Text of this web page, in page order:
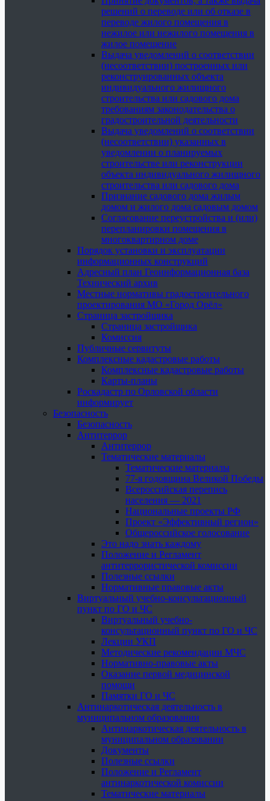
решений о переводе или об отказе в
переводе жилого помещения в
нежилое или нежилого помещения в
жилое помещение
Выдача уведомлений о соответствии
(несоответствии) построенных или
реконструированных объекта
индивидуального жилищного
строительства или садового дома
требованиям законодательства о
градостроительной деятельности
Выдача уведомлений о соответствии
(несоответствии) указанных в
уведомлении о планируемых
строительстве или реконструкции
объекта индивидуального жилищного
строительства или садового дома
Признание садового дома жилым
домом и жилого дома садовым домом
Согласование переустройства и (или)
перепланировки помещения в
многоквартирном доме
Порядок установки и эксплуатации
информационных конструкций
Адресный план Геоинформационная база
Технический архив
Местные нормативы градостроительного
проектирования МО «Город Орёл»
Страница застройщика
Страница застройщика
Комиссия
Публичные сервитуты
Комплексные кадастровые работы
Комплексные кадастровые работы
Карты-планы
Роскадастр по Орловской области
информирует
Безопасность
Безопасность
Антитеррор
Антитеррор
Тематические материалы
Тематические материалы
77-я годовщина Великой Победы
Всероссийская перепись
населения — 2021
Национальные проекты РФ
Проект «Эффективный регион»
Общероссийское голосование
Это надо знать каждому
Положение и Регламент
антитеррористической комиссии
Полезные ссылки
Нормативные правовые акты
Виртуальный учебно-консультационный
пункт по ГО и ЧС
Виртуальный учебно-
консультационный пункт по ГО и ЧС
Лекции УКП
Методические рекомендации МЧС
Нормативно-правовые акты
Оказание первой медицинской
помощи
Памятки ГО и ЧС
Антинаркотическая деятельность в
муниципальном образовании
Антинаркотическая деятельность в
муниципальном образовании
Документы
Полезные ссылки
Положение и Регламент
антинаркотической комиссии
Тематические материалы